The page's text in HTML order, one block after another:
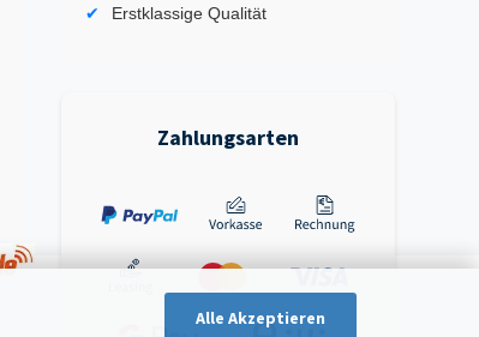
Alle Akzeptieren
Erstklassige Qualität
Zahlungsarten